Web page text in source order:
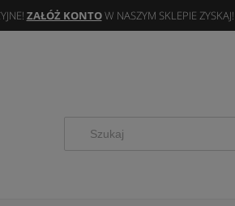
ZAŁÓŻ KONTOW NASZYM SKLEPIE ZYSKAJ!